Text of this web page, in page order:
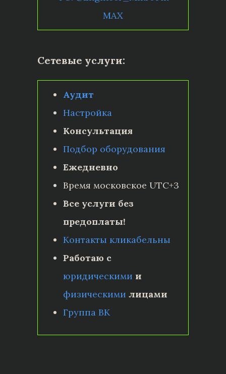
MAX
Сетевые услуги:
Аудит
Настройка
Консультация
Подбор оборудования
Ежедневно
Время московское UTC+3
Все услуги без
предоплаты!
Контакты кликабельны
Работаю с
юридическими и
физическими лицами
Группа ВК